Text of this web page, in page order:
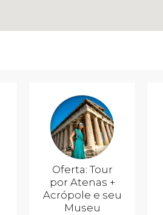
Oferta: Tour
por Atenas +
Acrópole e seu
Museu